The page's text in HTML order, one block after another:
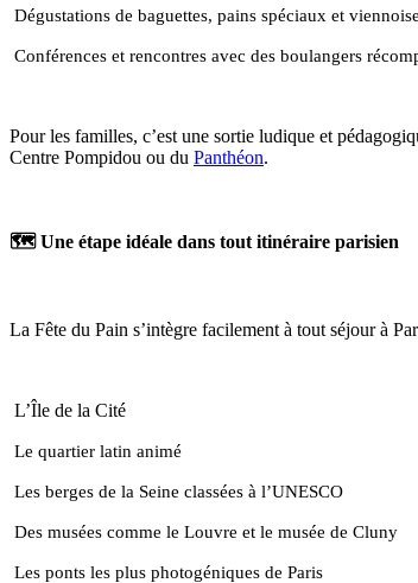
Dégustations de baguettes, pains spéciaux et
Conférences et rencontres avec des boulangers
Pour les familles, c’est une sortie ludique et
Centre Pompidou ou du Panthéon.
🗺️ Une étape idéale dans tout itinéraire parisien
La Fête du Pain s’intègre facilement à tout séjour à
L’Île de la Cité
Le quartier latin animé
Les berges de la Seine classées à l’UNESCO
Des musées comme le Louvre et le musée de Cluny
Les ponts les plus photogéniques de Paris